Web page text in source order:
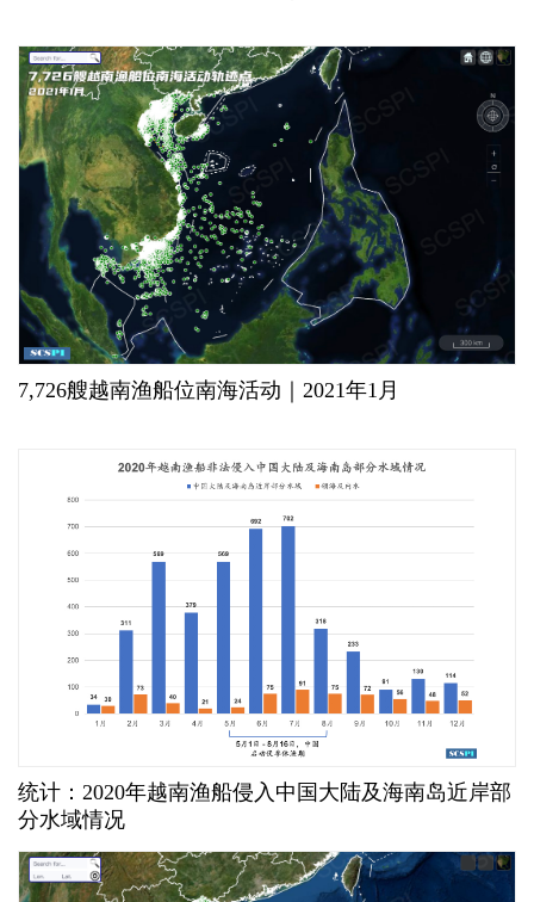
7,726艘越南渔船位南海活动｜2021年1月
统计：2020年越南渔船侵入中国大陆及海南岛近岸部
分水域情况